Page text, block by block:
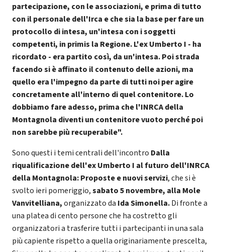
partecipazione, con le associazioni, e prima di tutto
con il personale dell'Irca e che sia la base per fare un
protocollo di intesa, un'intesa con i soggetti
competenti, in primis la Regione. L'ex Umberto I - ha
ricordato - era partito così, da un'intesa. Poi strada
facendo si è affinato il contenuto delle azioni, ma
quello era l'impegno da parte di tutti noi per agire
concretamente all'interno di quel contenitore. Lo
dobbiamo fare adesso, prima che l'INRCA della
Montagnola diventi un contenitore vuoto perché poi
non sarebbe più recuperabile".
Sono questi i temi centrali dell'incontro Dalla
riqualificazione dell'ex Umberto I al futuro dell'INRCA
della Montagnola: Proposte e nuovi servizi, che si è
svolto ieri pomeriggio,sabato 5 novembre, alla Mole
Vanvitelliana,organizzato da Ida Simonella.Di fronte a
una platea di cento persone che ha costretto gli
organizzatori a trasferire tutti i partecipanti in una sala
più capiente rispetto a quella originariamente prescelta,